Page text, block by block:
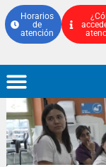
al
contenido
Horarios
de
atención